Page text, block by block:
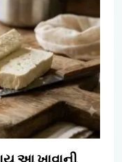
આ ખાવાની